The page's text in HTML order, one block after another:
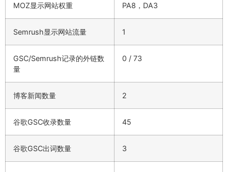
MOZ显示网站权重 PA8，DA3
Semrush显示网站流量 1
GSC/Semrush记录的外链数
量
0 / 73
博客新闻数量 2
谷歌GSC收录数量 45
谷歌GSC出词数量 3